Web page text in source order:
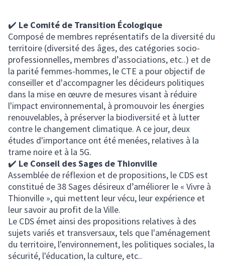
✔️ Le Comité de Transition Écologique
Composé de membres représentatifs de la diversité du
territoire (diversité des âges, des catégories socio-
professionnelles, membres d’associations, etc..) et de
la parité femmes-hommes, le CTE a pour objectif de
conseiller et d'accompagner les décideurs politiques
dans la mise en œuvre de mesures visant à réduire
l'impact environnemental, à promouvoir les énergies
renouvelables, à préserver la biodiversité et à lutter
contre le changement climatique. A ce jour, deux
études d'importance ont été menées, relatives à la
trame noire et à la 5G.
✔️ Le Conseil des Sages de Thionville
Assemblée de réflexion et de propositions, le CDS est
constitué de 38 Sages désireux d’améliorer le « Vivre à
Thionville », qui mettent leur vécu, leur expérience et
leur savoir au profit de la Ville.
Le CDS émet ainsi des propositions relatives à des
sujets variés et transversaux, tels que l'aménagement
du territoire, l'environnement, les politiques sociales, la
sécurité, l'éducation, la culture, etc..